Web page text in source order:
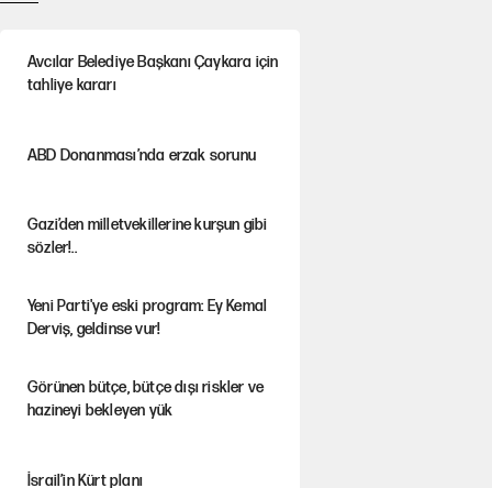
Avcılar Belediye Başkanı Çaykara için
tahliye kararı
ABD Donanması’nda erzak sorunu
Gazi’den milletvekillerine kurşun gibi
sözler!..
Yeni Parti'ye eski program: Ey Kemal
Derviş, geldinse vur!
Görünen bütçe, bütçe dışı riskler ve
hazineyi bekleyen yük
İsrail’in Kürt planı